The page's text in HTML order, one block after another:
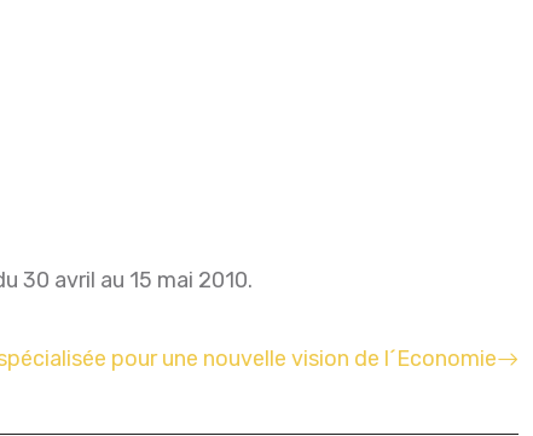
30 avril au 15 mai 2010.
pour une nouvelle vision de l´Economie